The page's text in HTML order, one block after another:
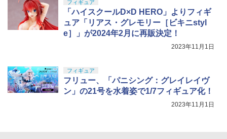
フィギュア
「ハイスクールD×D HERO」よりフィギ
ュア「リアス・グレモリー［ビキニstyl
e］」が2024年2月に再販決定！
2023年11月1日
フィギュア
フリュー、「パニシング：グレイレイヴ
ン」の21号を水着姿で1/7フィギュア化！
2023年11月1日